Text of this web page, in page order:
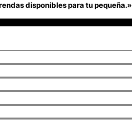
disponibles para tu pequeña.»